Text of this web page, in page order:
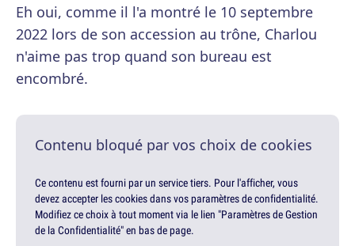
Eh oui, comme il l'a montré le 10 septembre
2022 lors de son accession au trône, Charlou
n'aime pas trop quand son bureau est
encombré.
Contenu bloqué par vos choix de cookies
Ce contenu est fourni par un service tiers. Pour l'afficher, vous
devez accepter les cookies dans vos paramètres de confidentialité.
Modifiez ce choix à tout moment via le lien "Paramètres de Gestion
de la Confidentialité" en bas de page.